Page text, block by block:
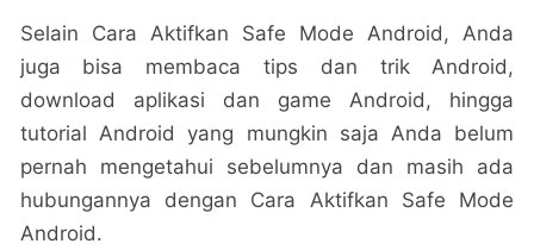
Selain Cara Aktifkan Safe Mode Android, Anda
juga bisa membaca tips dan trik Android,
download aplikasi dan game Android, hingga
tutorial Android yang mungkin saja Anda belum
pernah mengetahui sebelumnya dan masih ada
hubungannya dengan Cara Aktifkan Safe Mode
Android.